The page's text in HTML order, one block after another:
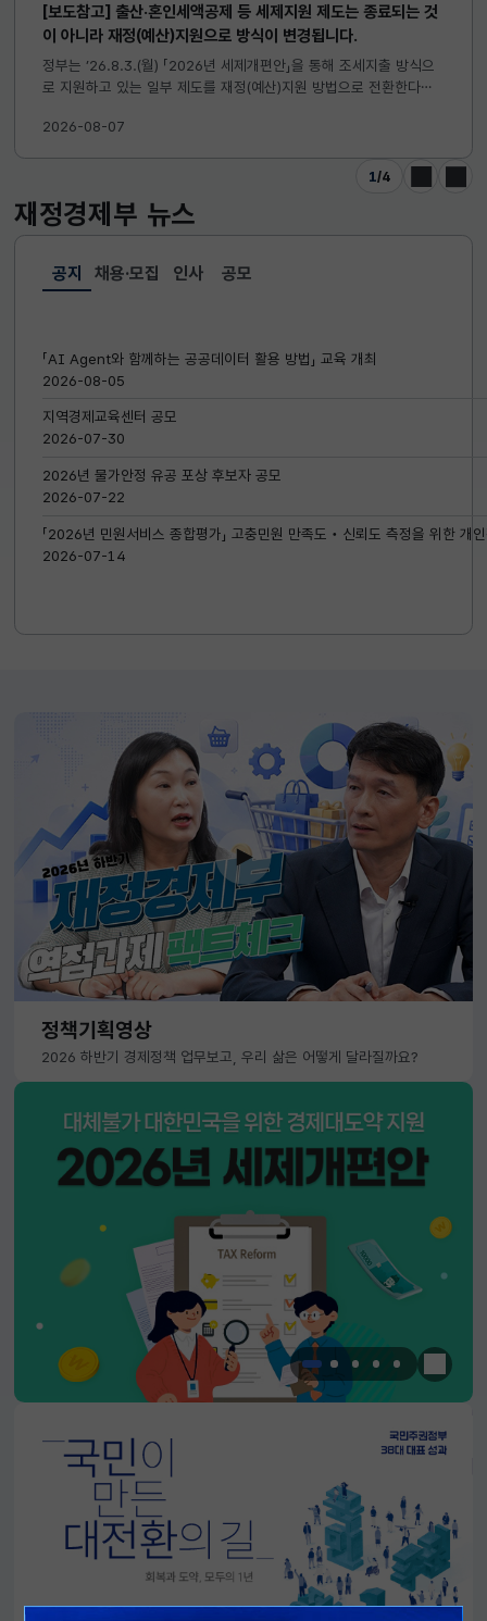
[보도참고] 출산·혼인세액공제 등 세제지원 제도는 종료되는 것
이 아니라 재정(예산)지원으로 방식이 변경됩니다.
정부는 ’26.8.3.(월) 「2026년 세제개편안」을 통해 조세지출 방식으
로 지원하고 있는 일부 제도를 재정(예산)지원 방법으로 전환한다고
2026-08-07
1/4
이전 다음
재정경제부 뉴스
공지
선택됨
공지
「AI Agent와 함께하는 공공데이터 활용 방법」 교육 개최
2026-08-05
지역경제교육센터 공모
2026-07-30
2026년 물가안정 유공 포상 후보자 공모
2026-07-22
「2026년 민원서비스 종합평가」 고충민원 만족도‧신뢰도 측정을 위한 개
2026-07-14
채용·모집 인사 공모
정책기획영상
2026 하반기 경제정책 업무보고, 우리 삶은 어떻게 달라질까요?
한눈에